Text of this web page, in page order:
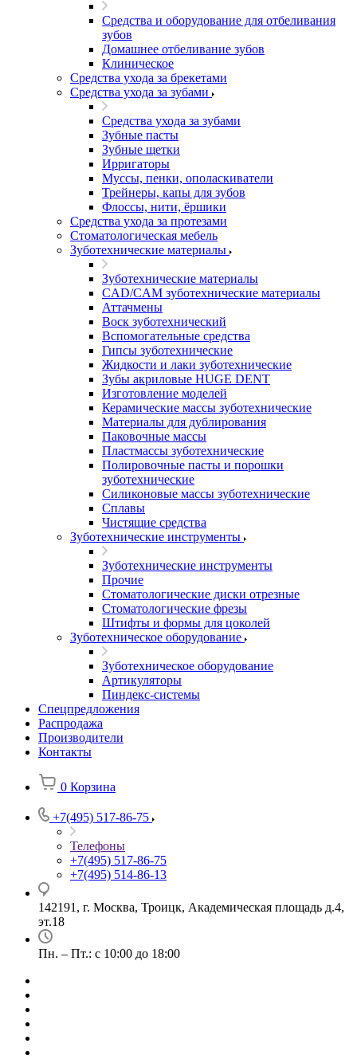
Средства и оборудование для отбеливания
зубов
Домашнее отбеливание зубов
Клиническое
Средства ухода за брекетами
Средства ухода за зубами
Средства ухода за зубами
Зубные пасты
Зубные щетки
Ирригаторы
Муссы, пенки, ополаскиватели
Трейнеры, капы для зубов
Флоссы, нити, ёршики
Средства ухода за протезами
Стоматологическая мебель
Зуботехнические материалы
Зуботехнические материалы
CAD/CAM зуботехнические материалы
Аттачмены
Воск зуботехнический
Вспомогательные средства
Гипсы зуботехнические
Жидкости и лаки зуботехнические
Зубы акриловые HUGE DENT
Изготовление моделей
Керамические массы зуботехнические
Материалы для дублирования
Паковочные массы
Пластмассы зуботехнические
Полировочные пасты и порошки
зуботехнические
Силиконовые массы зуботехнические
Сплавы
Чистящие средства
Зуботехнические инструменты
Зуботехнические инструменты
Прочие
Стоматологические диски отрезные
Стоматологические фрезы
Штифты и формы для цоколей
Зуботехническое оборудование
Зуботехническое оборудование
Артикуляторы
Пиндекс-системы
Спецпредложения
Распродажа
Производители
Контакты
0 Корзина
+7(495) 517-86-75
Телефоны
+7(495) 517-86-75
+7(495) 514-86-13
142191, г. Москва, Троицк, Академическая площадь д.4,
эт.18
Пн. – Пт.: с 10:00 до 18:00